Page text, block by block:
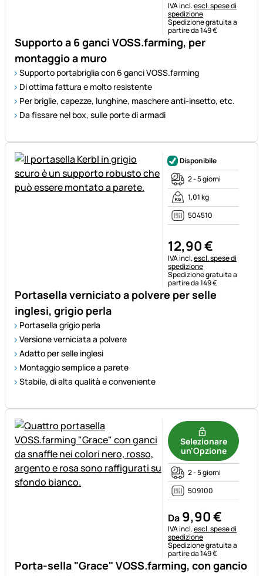
Supporto a 6 ganci VOSS.farming, per
montaggio a muro
Supporto portabriglia con 6 ganci VOSS.farming
Di ottima fattura e molto resistente
Per briglie, capezze, lunghine, maschere anti-insetto, etc.
Da fissare nel box, sulle porte di armadi
Informazioni fiscali:
IVA incl.escl. spese di
spedizione
Spedizione gratuita a
partire da 149 €
Portasella verniciato a polvere per selle
inglesi, grigio perla
Portasella grigio perla
Versione verniciata a polvere
Adatto per selle inglesi
Montaggio semplice a parete
Stabile, di alta qualità e conveniente
Disponibile
2 - 5 giorni
1,01 kg
504510
12,90€
Informazioni fiscali:
IVA incl.escl. spese di
spedizione
Spedizione gratuita a
partire da 149 €
Porta-sella "Grace" VOSS.farming, con gancio
Selezionare
un'Opzione
2 - 5 giorni
509100
Da 9,90€
Informazioni fiscali:
IVA incl.escl. spese di
spedizione
Spedizione gratuita a
partire da 149 €